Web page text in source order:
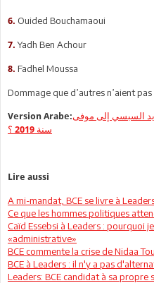
6. Ouided Bouchamaoui
7. Yadh Ben Achour
8. Fadhel Moussa
Dommage que d’autres n’aient
Version Arabe:السبسي إلى موفى
سنة 2019 ؟
Lire aussi
A mi-mandat, BCE se livre à
Ce que les hommes politiques
Caïd Essebsi à Leaders : pourquoi
«administrative»
BCE commente la crise de Nidaa
BCE à Leaders : il n'y a pas
Leaders: BCE candidat à sa propre